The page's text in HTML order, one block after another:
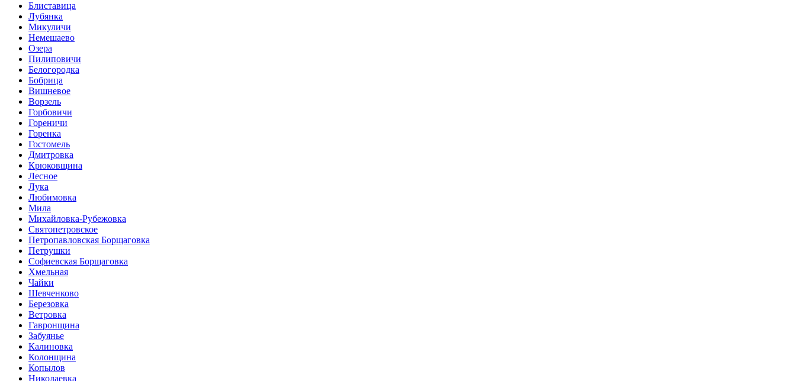
Блиставица
Лубянка
Микуличи
Немешаево
Озера
Пилиповичи
Белогородка
Бобрица
Вишневое
Ворзель
Горбовичи
Гореничи
Горенка
Гостомель
Дмитровка
Крюковщина
Лесное
Лука
Любимовка
Мила
Михайловка-Рубежовка
Святопетровское
Петропавловская Борщаговка
Петрушки
Софиевская Борщаговка
Хмельная
Чайки
Шевченково
Березовка
Ветровка
Гавронщина
Забуянье
Калиновка
Колонщина
Копылов
Николаевка